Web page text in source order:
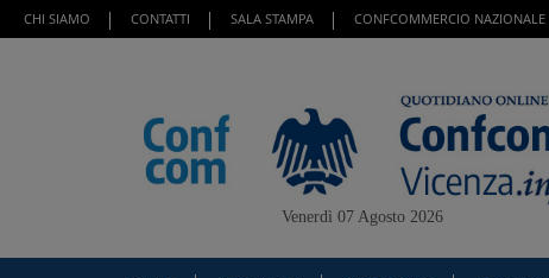
CHI SIAMO CONTATTI SALA STAMPA CONFCOMMERCIO NAZIONALE
Venerdì 07 Agosto 2026